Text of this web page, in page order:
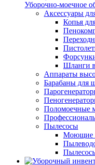
Уборочно-моечное
Аксессуары
Копья
Шланги
Аппараты
Барабаны для
Поломоечные
Пылесосы
Моющие